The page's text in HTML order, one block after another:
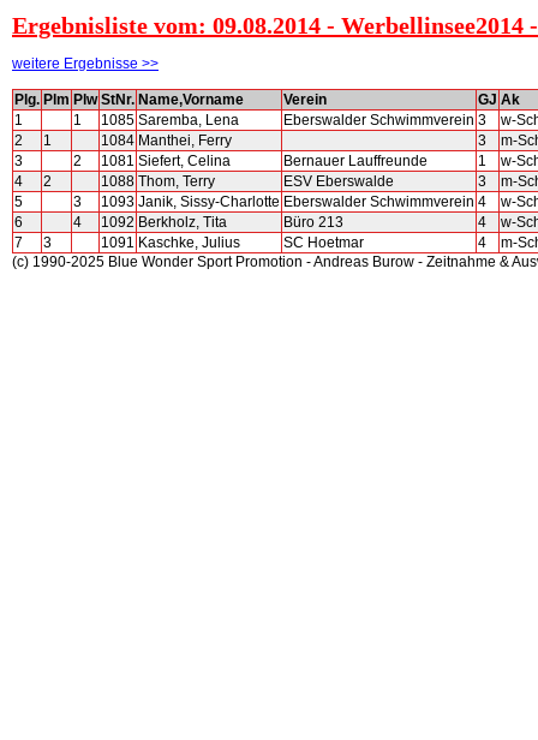
Ergebnisliste vom: 09.08.2014 - Werbellinsee2014
weitere Ergebnisse >>
Plg. Plm Plw StNr. Name,Vorname Verein GJ Ak
1
1 1085 Saremba, Lena Eberswalder Schwimmverein 3
w-
2
1 1084 Manthei, Ferry 3
m-
3
2 1081 Siefert, Celina Bernauer Lauffreunde 1
w-
4
2 1088 Thom, Terry ESV Eberswalde 3
m-
5
3 1093 Janik, Sissy-Charlotte Eberswalder Schwimmverein 4
w-
6
4 1092 Berkholz, Tita Büro 213 4
w-
7
3 1091 Kaschke, Julius SC Hoetmar 4
m-
(c) 1990-2025 Blue Wonder Sport Promotion - Andreas Burow - Zeitnahme &